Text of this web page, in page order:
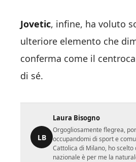
Jovetic, infine, ha voluto
ulteriore elemento che
conferma come il
di sé.
LB
Laura Bisogno
Orgogliosamente flegrea,
occupandomi di sport e
Cattolica di Milano, ho
nazionale è per me la